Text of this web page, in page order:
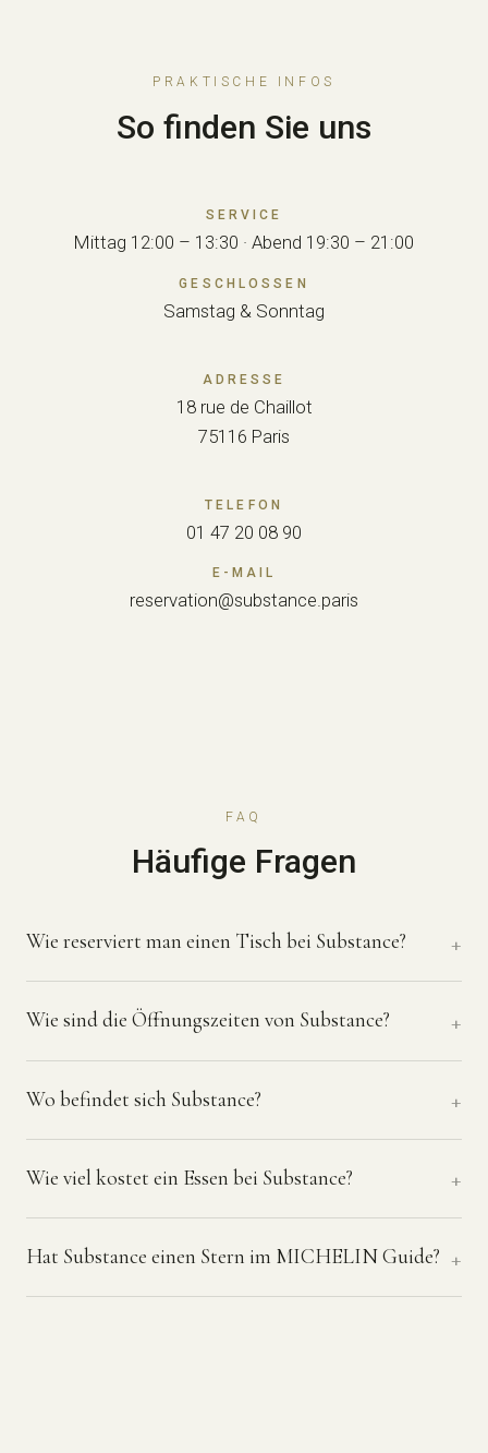
PRAKTISCHE INFOS
So finden Sie uns
SERVICE
Mittag 12:00 – 13:30 · Abend 19:30 – 21:00
GESCHLOSSEN
Samstag & Sonntag
ADRESSE
18 rue de Chaillot
75116 Paris
TELEFON
01 47 20 08 90
E-MAIL
reservation@substance.paris
FAQ
Häufige Fragen
Wie reserviert man einen Tisch bei Substance?
Wie sind die Öffnungszeiten von Substance?
Wo befindet sich Substance?
Wie viel kostet ein Essen bei Substance?
Hat Substance einen Stern im MICHELIN Guide?